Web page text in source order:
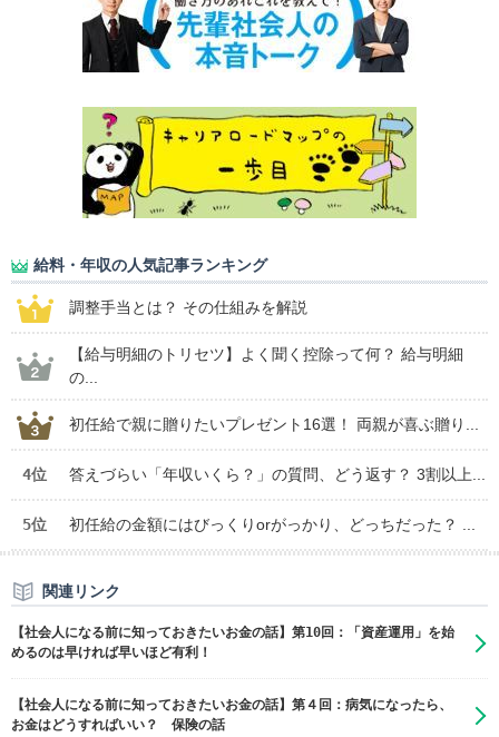
給料・年収の人気記事ランキング
調整手当とは？ その仕組みを解説
【給与明細のトリセツ】よく聞く控除って何？ 給与明細
の...
初任給で親に贈りたいプレゼント16選！ 両親が喜ぶ贈り...
4位 答えづらい「年収いくら？」の質問、どう返す？ 3割以上...
5位 初任給の金額にはびっくりorがっかり、どっちだった？ ...
関連リンク
【社会人になる前に知っておきたいお金の話】第10回：「資産運用」を始
めるのは早ければ早いほど有利！
【社会人になる前に知っておきたいお金の話】第４回：病気になったら、
お金はどうすればいい？ 保険の話